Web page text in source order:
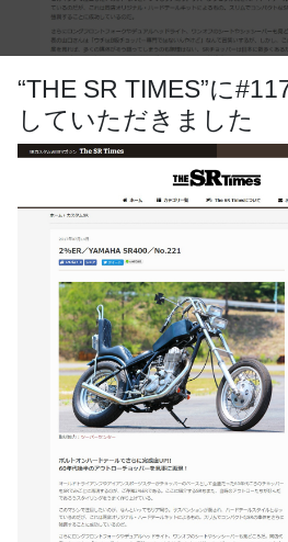
“THE SR TIMES”に
していただきました